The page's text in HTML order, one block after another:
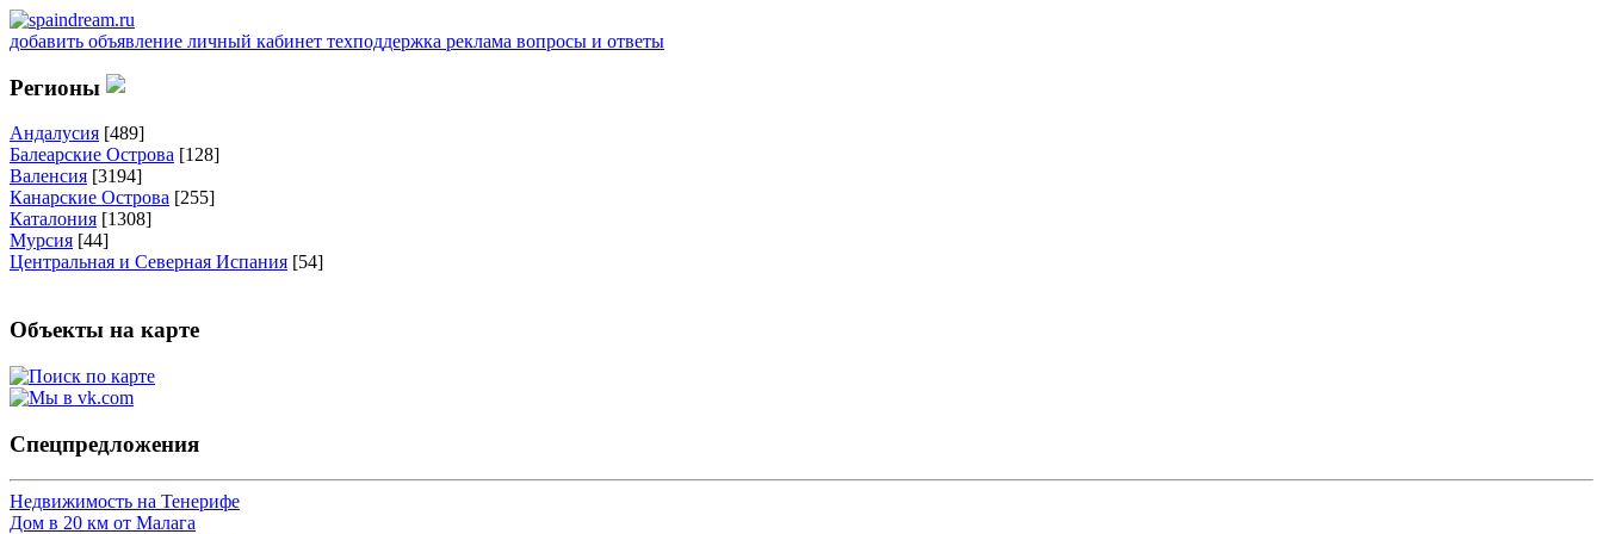
добавить объявление личный кабинет техподдержка реклама вопросы и ответы
Регионы
Андалусия [489]
Балеарские Острова [128]
Валенсия [3194]
Канарские Острова [255]
Каталония [1308]
Мурсия [44]
Центральная и Северная Испания [54]
Объекты на карте
Спецпредложения
Недвижимость на Тенерифе
Дом в 20 км от Малага